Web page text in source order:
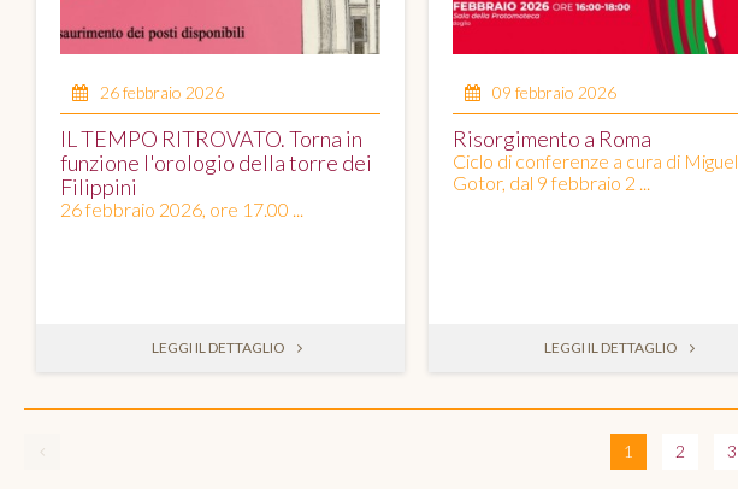
26 febbraio 2026
IL TEMPO RITROVATO. Torna in
funzione l'orologio della torre dei
Filippini
26 febbraio 2026, ore 17.00 ...
LEGGI IL DETTAGLIO
09 febbraio 2026
Risorgimento a Roma
Ciclo di conferenze a cura di Miguel
Gotor, dal 9 febbraio 2 ...
LEGGI IL DETTAGLIO
1 2 3